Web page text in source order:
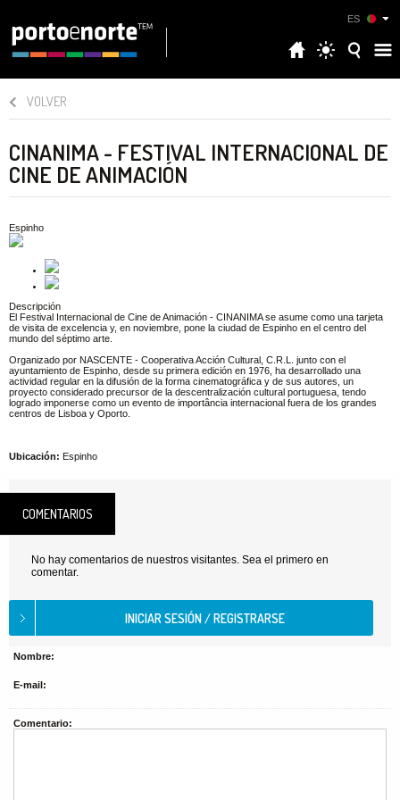
ES
VOLVER
CINANIMA - FESTIVAL INTERNACIONAL DE
CINE DE ANIMACIÓN
Espinho
Descripción
El Festival Internacional de Cine de Animación - CINANIMA se asume como una tarjeta
de visita de excelencia y, en noviembre, pone la ciudad de Espinho en el centro del
mundo del séptimo arte.
Organizado por NASCENTE - Cooperativa Acción Cultural, C.R.L. junto con el
ayuntamiento de Espinho, desde su primera edición en 1976, ha desarrollado una
actividad regular en la difusión de la forma cinematográfica y de sus autores, un
proyecto considerado precursor de la descentralización cultural portuguesa, tendo
logrado imponerse como un evento de importância internacional fuera de los grandes
centros de Lisboa y Oporto.
Ubicación: Espinho
COMENTARIOS
No hay comentarios de nuestros visitantes. Sea el primero en
comentar.
Nombre:
E-mail:
Comentario: